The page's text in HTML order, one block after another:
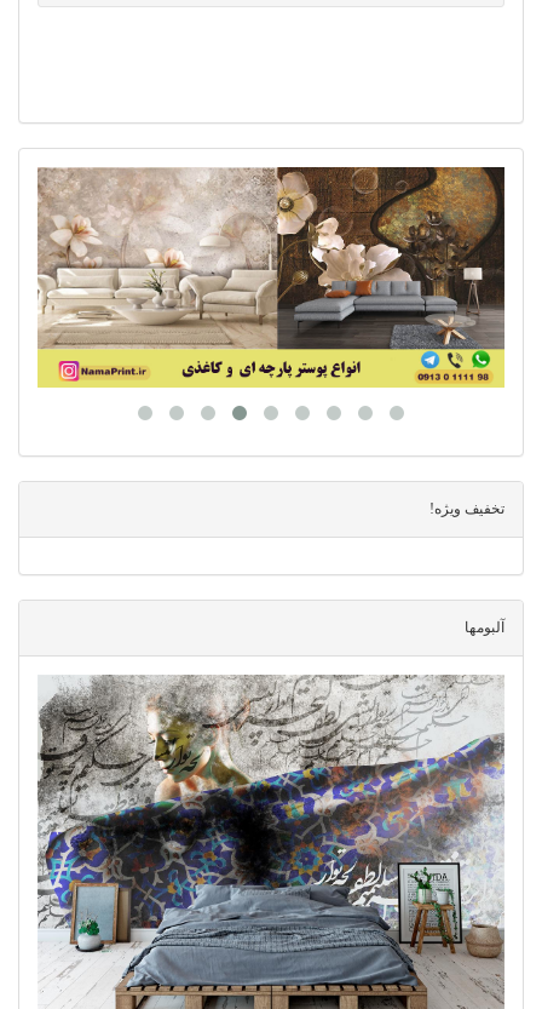
تخفیف ویژه!
آلبومها